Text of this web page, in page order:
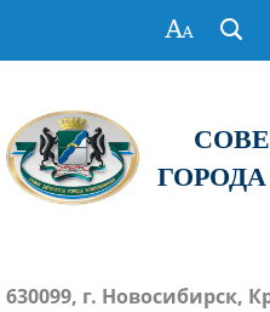
630099, г. Новосибирск,